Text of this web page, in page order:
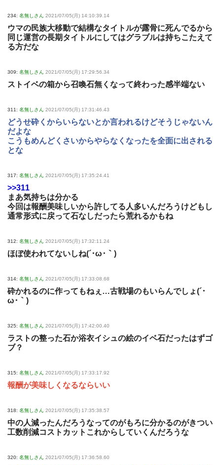
234: 名無しさん 2021/07/05(月) 14:10:39.14
ウマの民族大移動で結構なタイトルが露骨に死んでるから
同じ運営の長期タイトルにしてはグラブルは持ちこたえて
る方だな
309: 名無しさん 2021/07/05(月) 17:29:56.34
ストイベの箱から召喚石無くなって終わった感半端ない
311: 名無しさん 2021/07/05(月) 17:31:46.43
どうせ砕くからいらないとか言われるけどそうじゃないん
だよな
こうもめんどくさいからやらなくなったを全面に出される
とな
317: 名無しさん 2021/07/05(月) 17:35:24.41
>>311
まあ気持ちは分かる
今回は報酬美味しいから許してる人多いんだろうけどもし
通常形式に戻って石なしだったら荒れるかもね
312: 名無しさん 2021/07/05(月) 17:32:11.24
ほぼ使われてないしね(´･ω･｀)
314: 名無しさん 2021/07/05(月) 17:33:08.68
砕かれるのに作ってもねぇ…古戦場のもいらんでしょ(´･
ω･｀)
325: 名無しさん 2021/07/05(月) 17:42:00.40
ラストの整った石か浴衣イシュの絵のイベ石だったはずゴ
ブ？
315: 名無しさん 2021/07/05(月) 17:33:17.92
報酬が美味しくなるならいい
318: 名無しさん 2021/07/05(月) 17:35:38.57
中の人減ったんだろうなってのがもろに分かるのがきつい
工数削減コストカットこれからしていくんだろうな
320: 名無しさん 2021/07/05(月) 17:36:58.60